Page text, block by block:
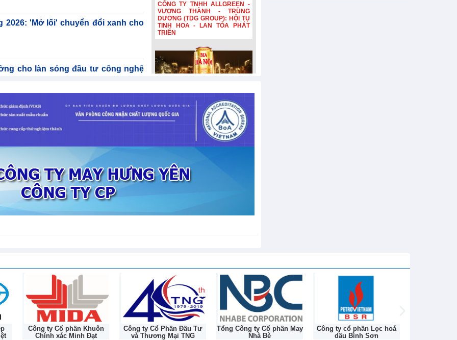
2026: 'Mở lối' chuyển đổi xanh cho
cho làn sóng đầu tư công nghệ
thuế chống bán phá giá đối với sản
có xuất xứ từ Ả Rập Xê
Hàn Quốc, Singapore, Thái
biểu, giải trình làm rõ một số nội
về Luật Dầu khí (sửa đổi)
CÔNG TY TNHH ALLGREEN -
VƯỢNG THÀNH - TRÙNG
DƯƠNG (TDG GROUP): HỘI TỤ
TINH HOA - LAN TỎA PHÁT
TRIỂN
năm Bia Hà Nội đổi nhận diện,
tiếp nối hành trình lịch sử hơn
132 năm
Công ty Cổ phần Khuôn
Chính xác Minh Đạt
Công ty Cổ Phần Đầu Tư
và Thương Mại TNG
Tổng Công ty Cổ phần May
Nhà Bè
Công ty cổ phần Lọc hoá
dầu Bình Sơn